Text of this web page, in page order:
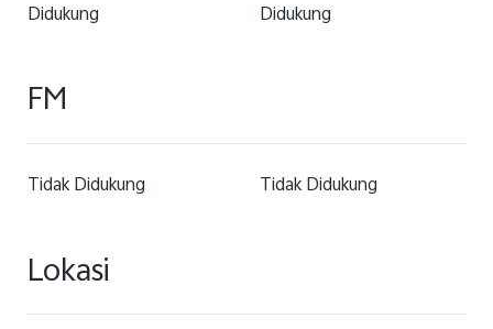
Didukung Didukung
FM
Tidak Didukung Tidak Didukung
Lokasi